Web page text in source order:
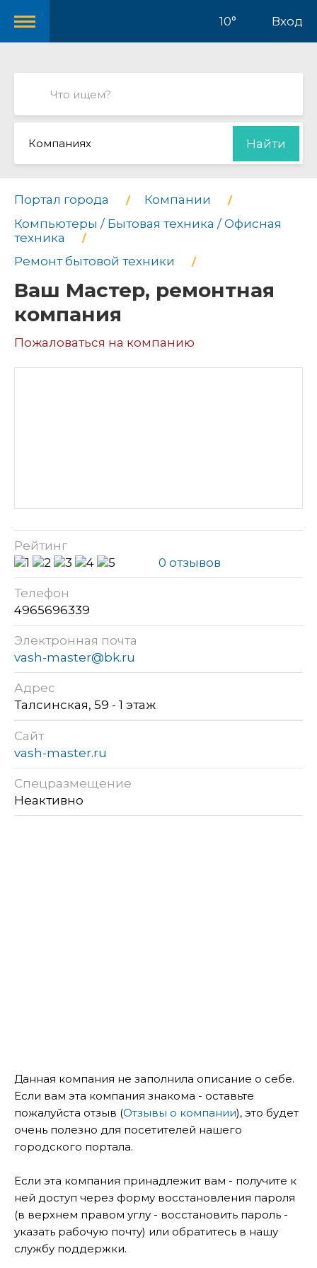
10° Вход
Компаниях Найти
Портал города
Компании
Компьютеры / Бытовая техника / Офисная
техника
Ремонт бытовой техники
Ваш Мастер, ремонтная
компания
Пожаловаться на компанию
Рейтинг
0 отзывов
Телефон
4965696339
Электронная почта
vash-master@bk.ru
Адрес
Талсинская, 59 - 1 этаж
Сайт
vash-master.ru
Спецразмещение
Неактивно
Данная компания не заполнила описание о себе.
Если вам эта компания знакома - оставьте
пожалуйста отзыв (Отзывы о компании), это будет
очень полезно для посетителей нашего
городского портала.
Если эта компания принадлежит вам - получите к
ней доступ через форму восстановления пароля
(в верхнем правом углу - восстановить пароль -
указать рабочую почту) или обратитесь в нашу
службу поддержки.